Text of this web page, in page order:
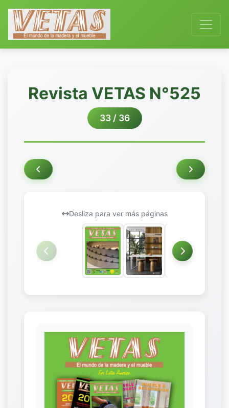
Revista VETAS N°525
33 / 36
Desliza para ver más páginas